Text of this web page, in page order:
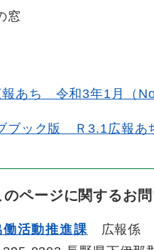
窓
報あち 令和3年1月（
ブック版 Ｒ3.1広報あ
のページに関するお
働活動推進課 広報係